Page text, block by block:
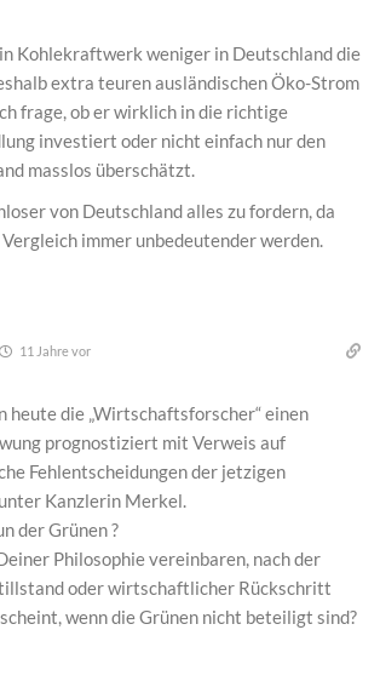
Kohlekraftwerk weniger in Deutschland die
extra teuren ausländischen Öko-Strom
frage, ob er wirklich in die richtige
investiert oder nicht einfach nur den
masslos überschätzt.
von Deutschland alles zu fordern, da
immer unbedeutender werden.
11 Jahre vor
heute die „Wirtschaftsforscher“ einen
prognostiziert mit Verweis auf
Fehlentscheidungen der jetzigen
Kanzlerin Merkel.
der Grünen ?
Philosophie vereinbaren, nach der
oder wirtschaftlicher Rückschritt
wenn die Grünen nicht beteiligt sind?